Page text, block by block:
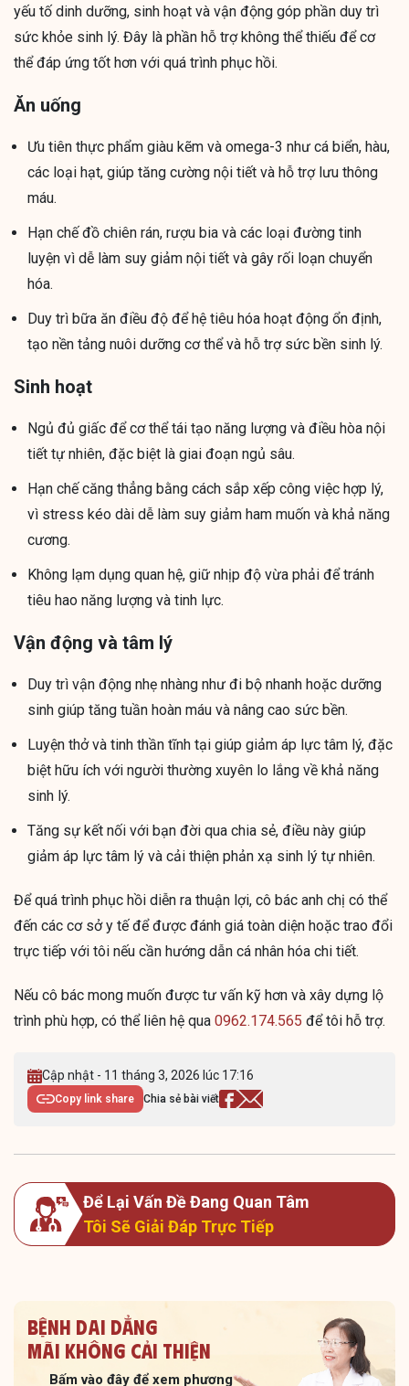
yếu tố dinh dưỡng, sinh hoạt và vận động góp phần duy trì
sức khỏe sinh lý. Đây là phần hỗ trợ không thể thiếu để cơ
thể đáp ứng tốt hơn với quá trình phục hồi.
Ăn uống
Ưu tiên thực phẩm giàu kẽm và omega-3 như cá biển, hàu,
các loại hạt, giúp tăng cường nội tiết và hỗ trợ lưu thông
máu.
Hạn chế đồ chiên rán, rượu bia và các loại đường tinh
luyện vì dễ làm suy giảm nội tiết và gây rối loạn chuyển
hóa.
Duy trì bữa ăn điều độ để hệ tiêu hóa hoạt động ổn định,
tạo nền tảng nuôi dưỡng cơ thể và hỗ trợ sức bền sinh lý.
Sinh hoạt
Ngủ đủ giấc để cơ thể tái tạo năng lượng và điều hòa nội
tiết tự nhiên, đặc biệt là giai đoạn ngủ sâu.
Hạn chế căng thẳng bằng cách sắp xếp công việc hợp lý,
vì stress kéo dài dễ làm suy giảm ham muốn và khả năng
cương.
Không lạm dụng quan hệ, giữ nhịp độ vừa phải để tránh
tiêu hao năng lượng và tinh lực.
Vận động và tâm lý
Duy trì vận động nhẹ nhàng như đi bộ nhanh hoặc dưỡng
sinh giúp tăng tuần hoàn máu và nâng cao sức bền.
Luyện thở và tinh thần tĩnh tại giúp giảm áp lực tâm lý, đặc
biệt hữu ích với người thường xuyên lo lắng về khả năng
sinh lý.
Tăng sự kết nối với bạn đời qua chia sẻ, điều này giúp
giảm áp lực tâm lý và cải thiện phản xạ sinh lý tự nhiên.
Để quá trình phục hồi diễn ra thuận lợi, cô bác anh chị có thể
đến các cơ sở y tế để được đánh giá toàn diện hoặc trao đổi
trực tiếp với tôi nếu cần hướng dẫn cá nhân hóa chi tiết.
Nếu cô bác mong muốn được tư vấn kỹ hơn và xây dựng lộ
trình phù hợp, có thể liên hệ qua 0962.174.565 để tôi hỗ trợ.
Cập nhật - 11 tháng 3, 2026 lúc 17:16
Copy link share Chia sẻ bài viết
Để Lại Vấn Đề Đang Quan Tâm
Tôi Sẽ Giải Đáp Trực Tiếp
Bệnh dai dẳng
Mãi không cải thiện
Bấm vào đây để xem phương